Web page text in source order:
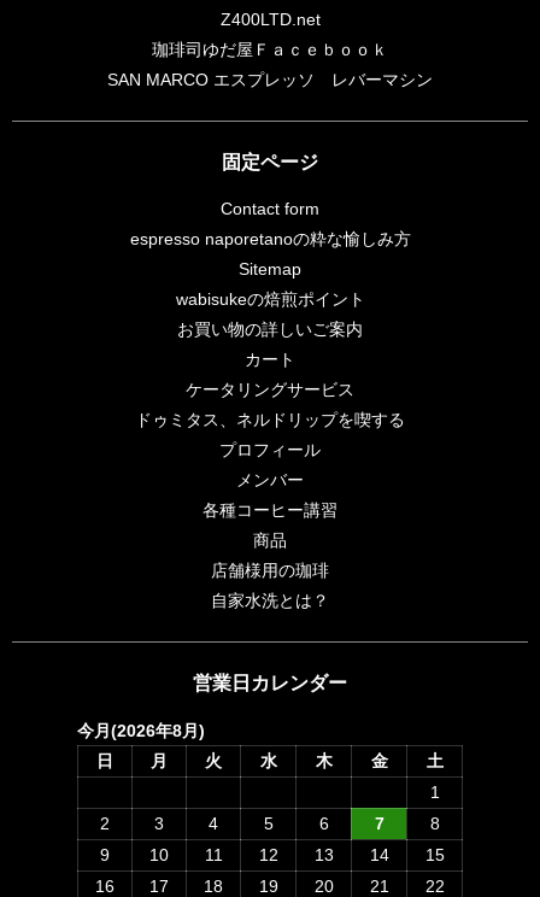
Z400LTD.net
珈琲司ゆだ屋Ｆａｃｅｂｏｏｋ
SAN MARCO エスプレッソ レバーマシン
固定ページ
Contact form
espresso naporetanoの粋な愉しみ方
Sitemap
wabisukeの焙煎ポイント
お買い物の詳しいご案内
カート
ケータリングサービス
ドゥミタス、ネルドリップを喫する
プロフィール
メンバー
各種コーヒー講習
商品
店舗様用の珈琲
自家水洗とは？
営業日カレンダー
今月(2026年8月)
日
月 火 水 木 金
土
1
2
3 4 5 6 7
8
9
10 11 12 13 14
15
16
17 18 19 20 21 22